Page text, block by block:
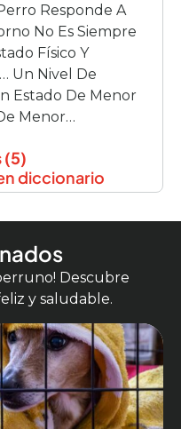
Responde A
No Es Siempre
Físico Y
Un Nivel De
Estado De Menor
Menor
[…]
(5)
diccionario
Descubre
y saludable.